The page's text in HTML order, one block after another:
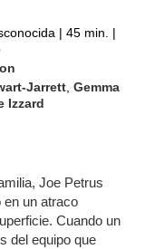
| 45 min. |
Jarrett ,Gemma
Izzard
Joe Petrus
un atraco
Cuando un
del equipo que